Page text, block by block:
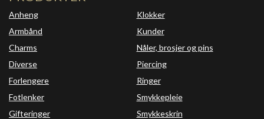
Anheng
Armbånd
Charms
Diverse
Forlengere
Fotlenker
Gifteringer
Klokker
Kunder
Nåler, brosjer og pins
Piercing
Ringer
Smykkepleie
Smykkeskrin